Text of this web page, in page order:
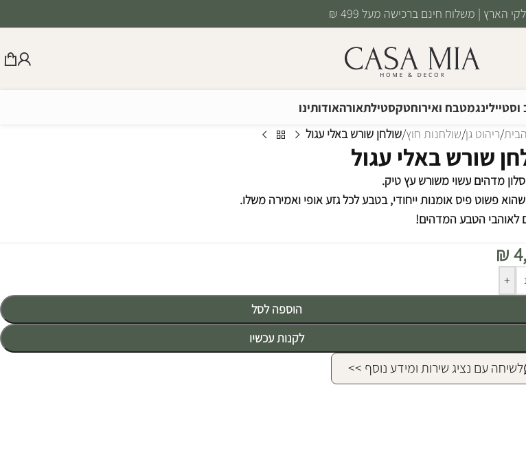
הארץ | משלוח חינם ברכישה מעל 499 ₪
וסטיילינגמטבח ואירוחטקסטילתאורהאודותינו
/ריהוט גן/שולחנות חוץ/שולחן שורש באלי עגול
שורש באלי עגול
מדהים עשוי משורש עץ טיק.
פשוט פיס אומנות ייחודי, בטבע לכל גזע אופי ואמירה משלו.
לאוהבי הטבע המדהים!
₪
+
הוספה לסל
לקנות עכשיו
לשיחה עם נציג שירות ומידע נוסף >>